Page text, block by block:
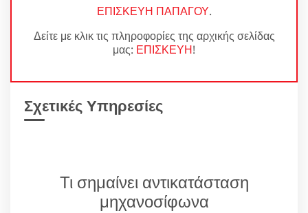
ΕΠΙΣΚΕΥΗ ΠΑΠΑΓΟΥ.
Δείτε με κλικ τις πληροφορίες της αρχικής σελίδας
μας: ΕΠΙΣΚΕΥΗ!
Σχετικές Υπηρεσίες
Τι σημαίνει αντικατάσταση
μηχανοσίφωνα